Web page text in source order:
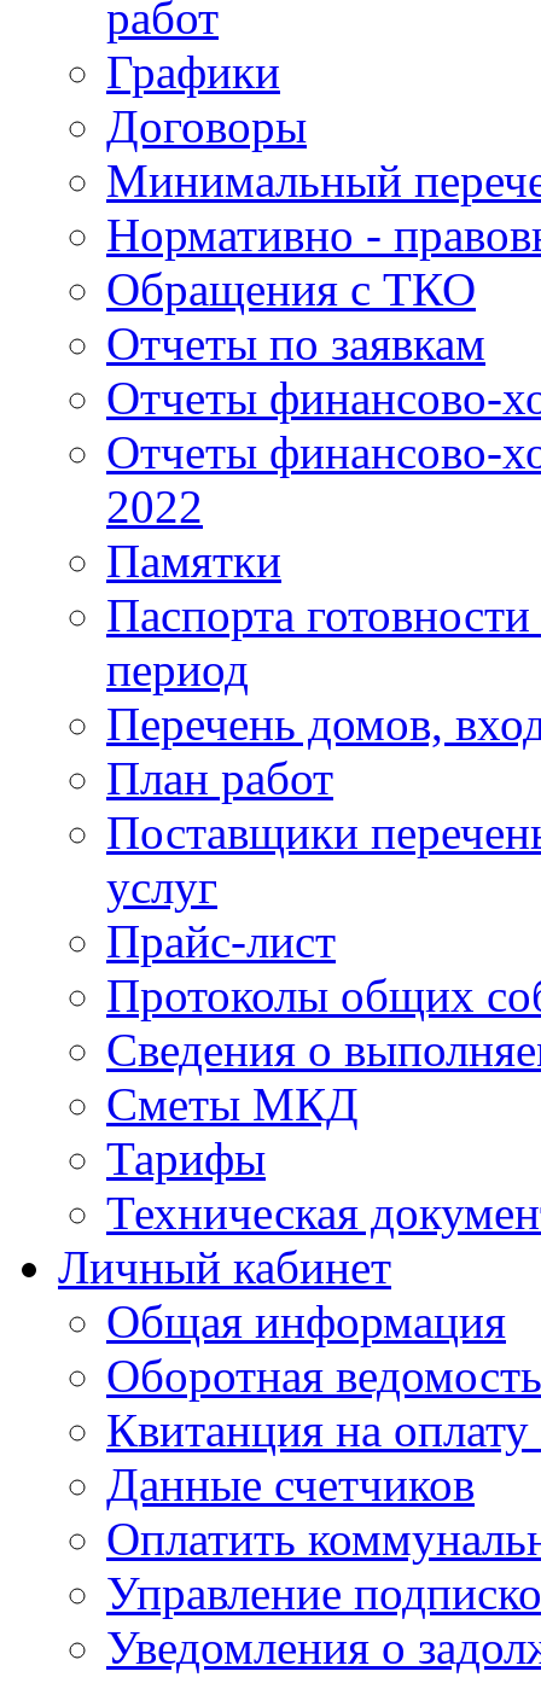
работ
Графики
Договоры
Минимальный
Нормативно -
Обращения с ТКО
Отчеты по заявкам
Отчеты финансово-
Отчеты финансово-
2022
Памятки
Паспорта
период
Перечень домов,
План работ
Поставщики
услуг
Прайс-лист
Протоколы общих
Сведения о
Сметы МКД
Тарифы
Техническая
Личный кабинет
Общая информация
Оборотная ведомость
Квитанция на
Данные счетчиков
Оплатить
Управление
Уведомления о